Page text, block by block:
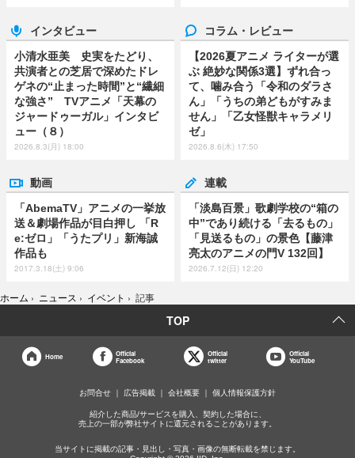
インタビュー
小清水亜美 史実をたどり、
共演者との芝居で深めたドレ
ゲネの“止まった時間”と“繊細
な強さ” TVアニメ「天幕の
ジャードゥーガル」インタビ
ュー（８）
2026.8.3(月) 18:00
コラム・レビュー
【2026夏アニメ ライターが選
ぶ 絶妙な関係3選】ずれ合っ
て、噛み合う「令和のダラさ
ん」「うちの弟どもがすみま
せん」「乙女怪獣キャラメリ
ゼ」
2026.8.6(木) 17:50
動画
「AbemaTV」アニメの一挙放
送＆劇場作品が目白押し 「R
e:ゼロ」「うたプリ」新海誠
作品も
2017.3.18(土) 9:06
連載
「淡島百景」歌劇学校の“箱の
中”であり続ける「去るもの」
「見送るもの」の景色【藤津
亮太のアニメの門V 132回】
2026.7.12(日) 12:20
ホーム › ニュース › イベント › 記事
TOP
Home
Official
Facebook
Official
twitter
Official
YouTube
お問合せ 広告掲載 会社概要 個人情報保護方針
紹介した商品/サービスを購入、契約した場合に、
売上の一部が弊社サイトに還元されることがあります。
当サイトに掲載の記事・見出し・写真・画像の無断転載を禁じます。